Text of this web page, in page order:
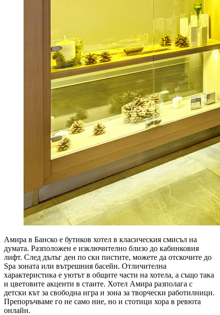
Амира в Банско е бутиков хотел в класическия смисъл на
думата. Разположен е изключително близо до кабинковия
лифт. След дълъг ден по ски пистите, можете да отскочите до
Spa зоната или вътрешния басейн. Отличителна
характеристика е уютът в общите части на хотела, а също така
и цветовите акценти в стаите. Хотел Амира разполага с
детски кът за свободна игра и зона за творчески работилници.
Препоръчваме го не само ние, но и стотици хора в ревюта
онлайн.